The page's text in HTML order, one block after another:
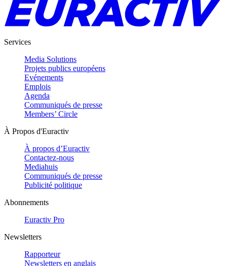
Services
Media Solutions
Projets publics européens
Evénements
Emplois
Agenda
Communiqués de presse
Members’ Circle
À Propos d'Euractiv
À propos d’Euractiv
Contactez-nous
Mediahuis
Communiqués de presse
Publicité politique
Abonnements
Euractiv Pro
Newsletters
Rapporteur
Newsletters en anglais